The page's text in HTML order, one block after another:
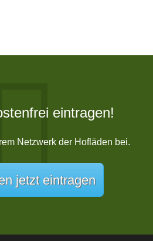
eintragen!
Netzwerk der Hofläden bei.
jetzt eintragen